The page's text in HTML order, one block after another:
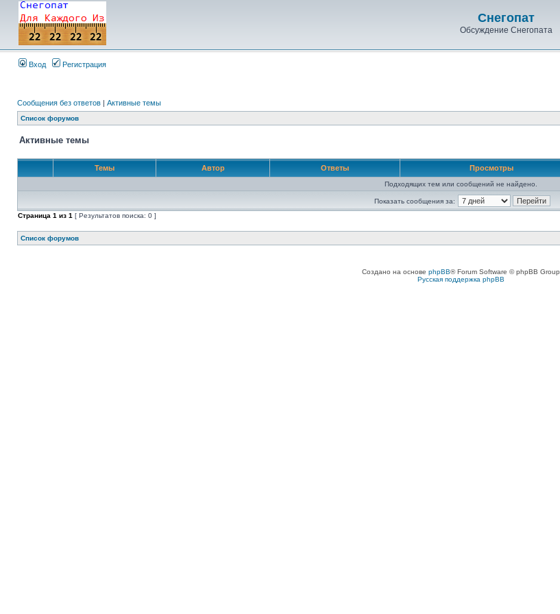
Снегопат
Обсуждение Снегопата
Вход Регистрация
Сообщения без ответов | Активные темы
Список форумов
Активные темы
Темы Автор Ответы Просмотры
Подходящих тем или сообщений не найдено.
Показать сообщения за:
Страница 1 из 1 [ Результатов поиска: 0 ]
Список форумов
Создано на основе phpBB® Forum Software © phpBB Group
Русская поддержка phpBB